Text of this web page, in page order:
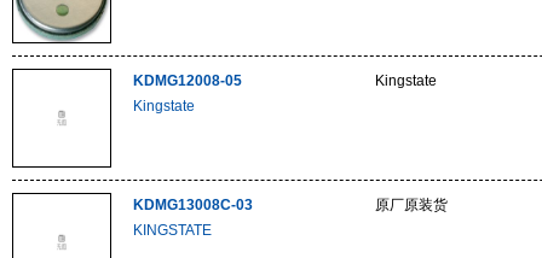
KDMG12008-05
Kingstate
Kingstate
KDMG13008C-03
KINGSTATE
原厂原装货